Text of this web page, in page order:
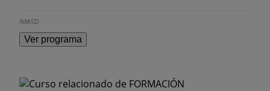
IMASD
Ver programa